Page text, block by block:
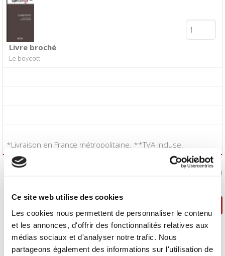
Ce site web utilise des cookies
Les cookies nous permettent de personnaliser le contenu
et les annonces, d'offrir des fonctionnalités relatives aux
médias sociaux et d'analyser notre trafic. Nous
partageons également des informations sur l'utilisation de
Livre broché
Le boycott
*Livraison en France métropolitaine. **TVA incluse.
Oui